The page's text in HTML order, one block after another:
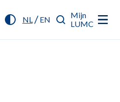
NL/ EN
Mijn
LUMC